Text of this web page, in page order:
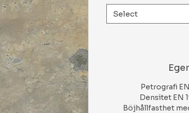
Select
Petrografi
Densitet EN
Böjhållfasthet